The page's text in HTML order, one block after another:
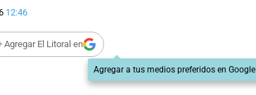
12:46
Agregar El Litoral en
Agregar a tus medios preferidos en Google